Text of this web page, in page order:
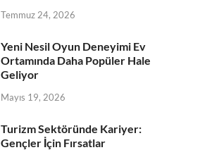
Temmuz 24, 2026
Yeni Nesil Oyun Deneyimi Ev
Ortamında Daha Popüler Hale
Geliyor
Mayıs 19, 2026
Turizm Sektöründe Kariyer:
Gençler İçin Fırsatlar